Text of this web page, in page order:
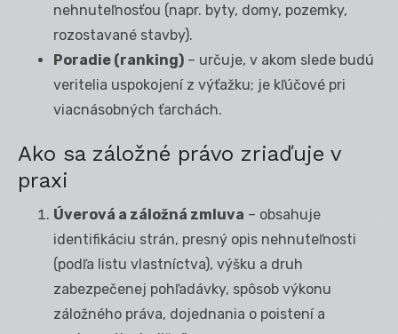
nehnuteľnosťou (napr. byty, domy, pozemky,
rozostavané stavby).
Poradie (ranking) – určuje, v akom slede budú
veritelia uspokojení z výťažku; je kľúčové pri
viacnásobných ťarchách.
Ako sa záložné právo zriaďuje v
praxi
Úverová a záložná zmluva – obsahuje
identifikáciu strán, presný opis nehnuteľnosti
(podľa listu vlastníctva), výšku a druh
zabezpečenej pohľadávky, spôsob výkonu
záložného práva, dojednania o poistení a